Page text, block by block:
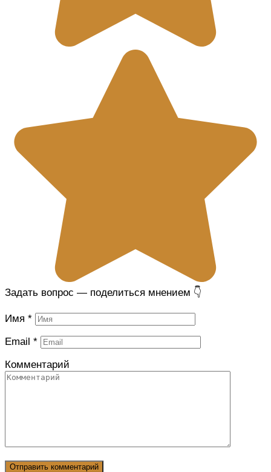
Задать вопрос — поделиться мнением 👇
Имя *
Email *
Комментарий